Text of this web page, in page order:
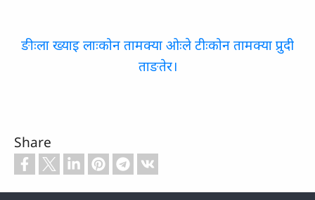
ङीःला ख्‍याइ लाःकोन तामक्‍या ओःले टीःकोन तामक्‍या प्रुदी
ताङतेर।
Share